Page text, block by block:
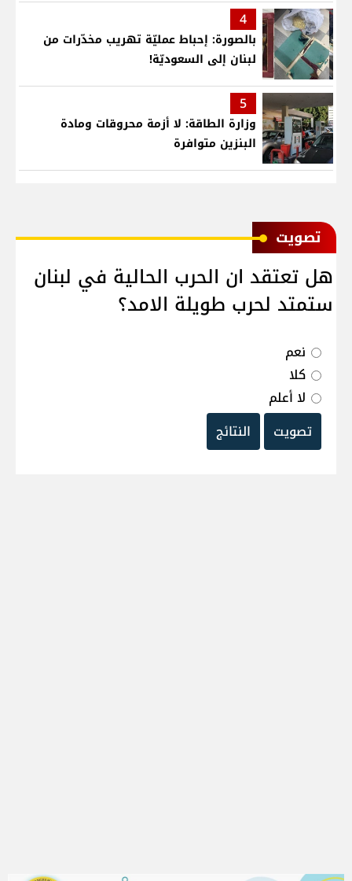
4
بالصورة: إحباط عمليّة تهريب مخدّرات من
لبنان إلى السعوديّة!
5
وزارة الطاقة: لا أزمة محروقات ومادة
البنزين متوافرة
ﺗﺼﻮﻳﺖ
هل تعتقد ان الحرب الحالية في لبنان
ستمتد لحرب طويلة الامد؟
نعم
كلا
لا أعلم
تصويت
النتائج